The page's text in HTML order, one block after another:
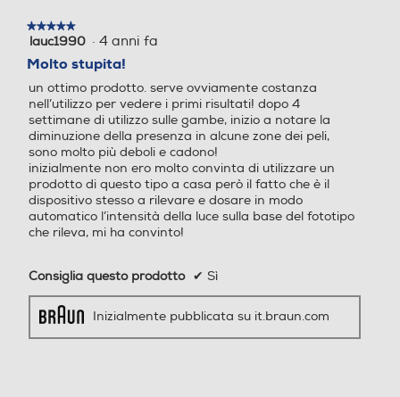
Altre caratteristiche
"NON UTILIZZARE su: • Cuo
io capelluto, sopracciglia o z
one intorno o vicino agli occ
hi. L’utilizzo in queste zone
potrebbe causare dei dann
i permanenti agli occhi. • Pe
li di colore rosso, biondo chi
aro, grigio o bianco. L’appa
recchio non è efficace sui p
Capezzoli, genitali o nella z
ona anale. Utilizzare l’appa
recchio in queste aree, che
possono avere un colore de
★★★★★
★★★★★
5
5
stelle.
lauc1990 · 4 anni fa
Molto stupita!
un ottimo prodotto. serve ovviamente costanza
nell’utilizzo per vedere i primi risultati! dopo 4
settimane di utilizzo sulle gambe, inizio a notare la
diminuzione della presenza in alcune zone dei peli,
sono molto più deboli e cadono!
inizialmente non ero molto convinta di utilizzare un
prodotto di questo tipo a casa però il fatto che è il
dispositivo stesso a rilevare e dosare in modo
automatico l’intensità della luce sulla base del fototipo
che rileva, mi ha convinto!
Consiglia questo prodotto ✔ Sì
Inizialmente pubblicata su it.braun.com